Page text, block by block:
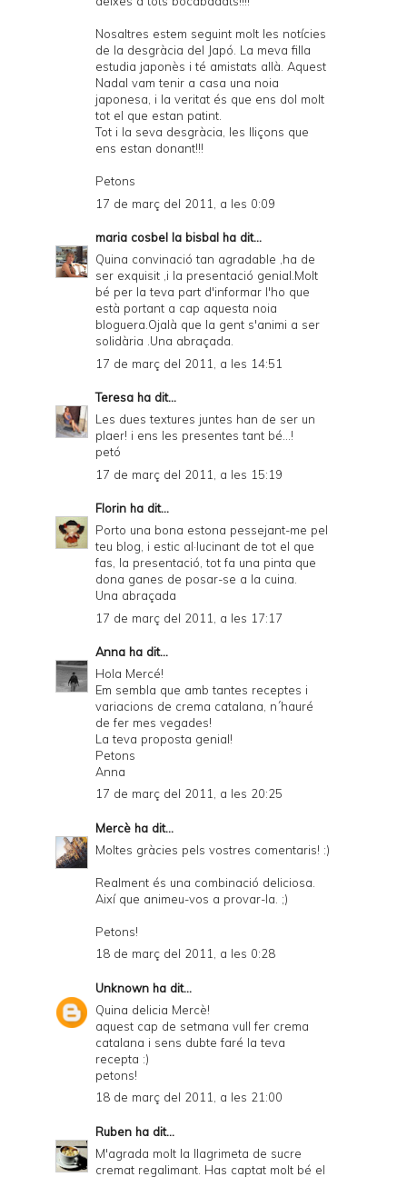
Nosaltres estem seguint molt les notícies
de la desgràcia del Japó. La meva filla
estudia japonès i té amistats allà. Aquest
Nadal vam tenir a casa una noia
japonesa, i la veritat és que ens dol molt
tot el que estan patint.
Tot i la seva desgràcia, les lliçons que
ens estan donant!!!
Petons
17 de març del 2011, a les 0:09
maria cosbel la bisbal ha dit...
Quina convinació tan agradable ,ha de
ser exquisit ,i la presentació genial.Molt
bé per la teva part d'informar l'ho que
està portant a cap aquesta noia
bloguera.Ojalà que la gent s'animi a ser
solidària .Una abraçada.
17 de març del 2011, a les 14:51
Teresa ha dit...
Les dues textures juntes han de ser un
plaer! i ens les presentes tant bé...!
petó
17 de març del 2011, a les 15:19
Florin ha dit...
Porto una bona estona pessejant-me pel
teu blog, i estic al·lucinant de tot el que
fas, la presentació, tot fa una pinta que
dona ganes de posar-se a la cuina.
Una abraçada
17 de març del 2011, a les 17:17
Anna ha dit...
Hola Mercé!
Em sembla que amb tantes receptes i
variacions de crema catalana, n´hauré
de fer mes vegades!
La teva proposta genial!
Petons
Anna
17 de març del 2011, a les 20:25
Mercè ha dit...
Moltes gràcies pels vostres comentaris! :)
Realment és una combinació deliciosa.
Així que animeu-vos a provar-la. ;)
Petons!
18 de març del 2011, a les 0:28
Unknown ha dit...
Quina delicia Mercè!
aquest cap de setmana vull fer crema
catalana i sens dubte faré la teva
recepta :)
petons!
18 de març del 2011, a les 21:00
Ruben ha dit...
M'agrada molt la llagrimeta de sucre
cremat regalimant. Has captat molt bé el